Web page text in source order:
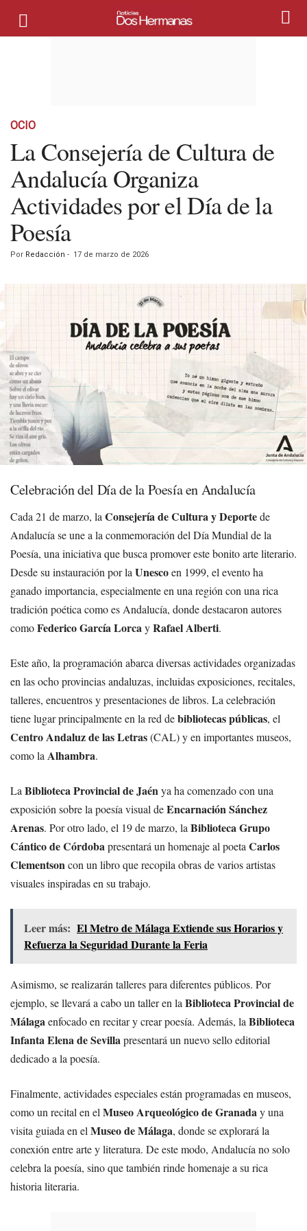
OCIO
La Consejería de Cultura de
Andalucía Organiza
Actividades por el Día de la
Poesía
Por Redacción - 17 de marzo de 2026
Celebración del Día de la Poesía en Andalucía
Cada 21 de marzo, la Consejería de Cultura y Deportede
Andalucía se une a la conmemoración del Día Mundial de la
Poesía, una iniciativa que busca promover este bonito arte literario.
Desde su instauración por la Unescoen 1999, el evento ha
ganado importancia, especialmente en una región con una rica
tradición poética como es Andalucía, donde destacaron autores
comoFederico García LorcayRafael Alberti.
Este año, la programación abarca diversas actividades organizadas
en las ocho provincias andaluzas, incluidas exposiciones, recitales,
talleres, encuentros y presentaciones de libros. La celebración
tiene lugar principalmente en la red debibliotecas públicas, el
Centro Andaluz de las Letras(CAL) y en importantes museos,
como la Alhambra.
La Biblioteca Provincial de Jaénya ha comenzado con una
exposición sobre la poesía visual deEncarnación Sánchez
Arenas. Por otro lado, el 19 de marzo, la Biblioteca Grupo
Cántico de Córdobapresentará un homenaje al poeta Carlos
Clementsoncon un libro que recopila obras de varios artistas
visuales inspiradas en su trabajo.
Leer más: El Metro de Málaga Extiende sus Horarios y
Refuerza la Seguridad Durante la Feria
Asimismo, se realizarán talleres para diferentes públicos. Por
ejemplo, se llevará a cabo un taller en la Biblioteca Provincial de
Málagaenfocado en recitar y crear poesía. Además, la Biblioteca
Infanta Elena de Sevillapresentará un nuevo sello editorial
dedicado a la poesía.
Finalmente, actividades especiales están programadas en museos,
como un recital en el Museo Arqueológico de Granaday una
visita guiada en el Museo de Málaga, donde se explorará la
conexión entre arte y literatura. De este modo, Andalucía no solo
celebra la poesía, sino que también rinde homenaje a su rica
historia literaria.